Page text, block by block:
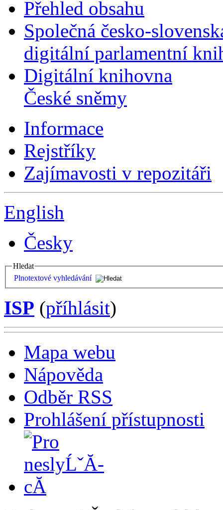
Přehled obsahu
Společná česko-
digitální parlamentní
Digitální knihovna
České sněmy
Informace
Rejstříky
Zajímavosti v repozitáři
English
Česky
Hledat
Plnotextové vyhledávání
ISP (příhlásit)
Mapa webu
Nápověda
Odběr RSS
Prohlášení přístupnosti